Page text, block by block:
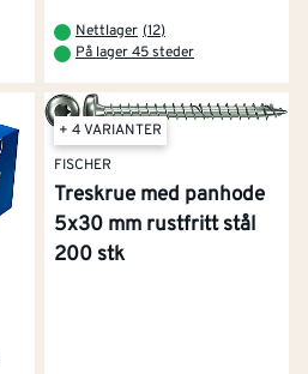
Nettlager (12)
På lager 45 steder
+ 4 VARIANTER
FISCHER
Treskrue med panhode
5x30 mm rustfritt stål
200 stk